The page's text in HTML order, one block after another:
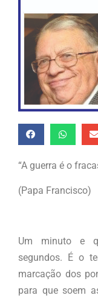
“A guerra é o
(Papa Francisco)
Um minuto e
segundos. É o
marcação dos
para que soem